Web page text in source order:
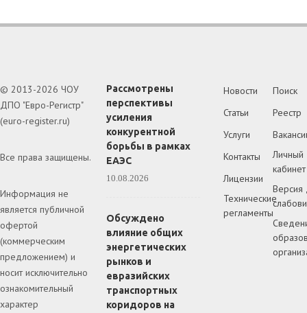
© 2013-2026 ЧОУ
ДПО "Евро-Регистр"
(euro-register.ru)
Все права защищены.
Информация не
является публичной
офертой
(коммерческим
предложением) и
носит исключительно
ознакомительный
характер
Рассмотрены
перспективы
усиления
конкурентной
борьбы в рамках
ЕАЭС
10.08.2026
Обсуждено
влияние общих
энергетических
рынков и
евразийских
транспортных
коридоров на
Новости
Статьи
Услуги
Контакты
Лицензии
Технические
регламенты
Поиск
Реестр
Личный
кабинет
Версия